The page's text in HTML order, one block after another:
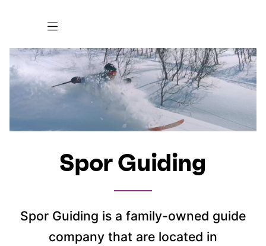
Spor Guiding
Spor Guiding is a family-owned guide
company that are located in